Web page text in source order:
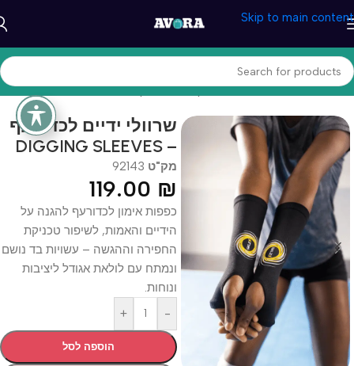
Skip to main content
עמוד הבית/ספורט וכושר/כדורעף, טניס וגולף
שרוולי ידיים לכדורעף
– DIGGING SLEEVES
מק"ט 92143
119.00 ₪
כפפות אימון לכדורעף להגנה על
הידיים והאמות, לשיפור טכניקת
החפירה וההגשה – עשויות בד נושם
ונמתח עם לולאת אגודל ליציבות
ונוחות.
-
+
הוספה לסל